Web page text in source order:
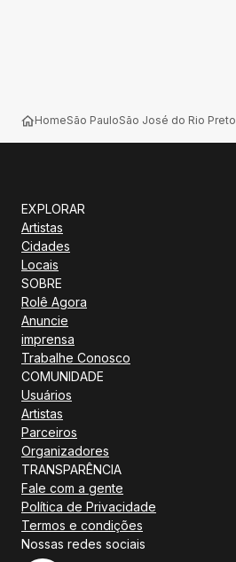
HomeSão PauloSão José do Rio Preto
EXPLORAR
Artistas
Cidades
Locais
SOBRE
Rolê Agora
Anuncie
imprensa
Trabalhe Conosco
COMUNIDADE
Usuários
Artistas
Parceiros
Organizadores
TRANSPARÊNCIA
Fale com a gente
Política de Privacidade
Termos e condições
Nossas redes sociais